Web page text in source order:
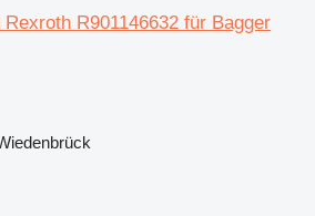
R901146632 für Bagger